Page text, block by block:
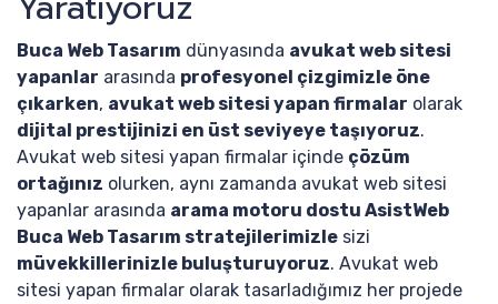
Buca Web Tasarım dünyasında avukat web sitesi
yapanlar arasında profesyonel çizgimizle öne
çıkarken, avukat web sitesi yapan firmalar olarak
dijital prestijinizi en üst seviyeye taşıyoruz.
Avukat web sitesi yapan firmalar içinde çözüm
ortağınız olurken, aynı zamanda avukat web sitesi
yapanlar arasında arama motoru dostu AsistWeb
Buca Web Tasarım stratejilerimizle sizi
müvekkillerinizle buluşturuyoruz. Avukat web
sitesi yapan firmalar olarak tasarladığımız her projede